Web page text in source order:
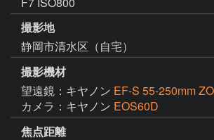
撮影地
静岡市清水区（自宅）
撮影機材
望遠鏡：キヤノン EF-S 55-250mm
カメラ：キヤノン EOS60D
焦点距離